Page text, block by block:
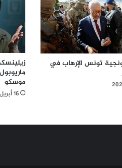
تونس الإرهاب في
موسكو
16 أبريل، 2022